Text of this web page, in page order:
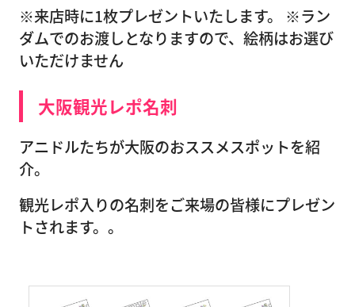
※来店時に1枚プレゼントいたします。 ※ラン
ダムでのお渡しとなりますので、絵柄はお選び
いただけません
大阪観光レポ名刺
アニドルたちが大阪のおススメスポットを紹
介。
観光レポ入りの名刺をご来場の皆様にプレゼン
トされます。。